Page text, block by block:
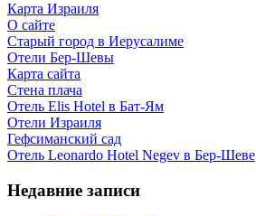
Карта Израиля
О сайте
Старый город в Иерусалиме
Отели Бер-Шевы
Карта сайта
Стена плача
Отель Elis Hotel в Бат-Ям
Отели Израиля
Гефсиманский сад
Отель Leonardo Hotel Negev в Бер-Шеве
Недавние записи